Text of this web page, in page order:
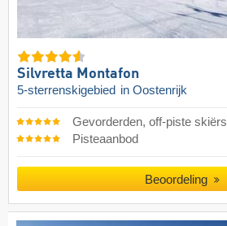
Silvretta Montafon
5-sterrenskigebied in Oostenrijk
Gevorderden, off-piste skiërs
Pisteaanbod
Beoordeling